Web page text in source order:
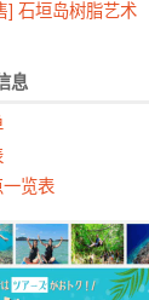
] 石垣岛树脂艺术
息
览表